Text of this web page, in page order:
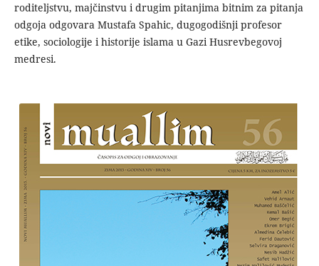
roditeljstvu, majčinstvu i drugim pitanjima bitnim za pitanja
odgoja odgovara Mustafa Spahic, dugogodišnji profesor
etike, sociologije i historije islama u Gazi Husrevbegovoj
medresi.